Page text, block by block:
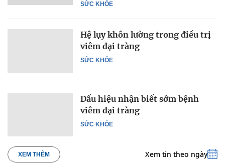
SỨC KHỎE
SỨC KHỎE
Hệ lụy khôn lường trong điều trị
viêm đại tràng
SỨC KHỎE
Dấu hiệu nhận biết sớm bệnh
viêm đại tràng
XEM THÊM Xem tin theo ngày